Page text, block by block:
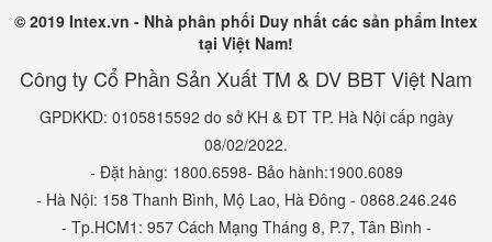
VÌ SAO BẠN NÊN CHỌN INTEX VIỆT NAM
?BBT Việt Namlà đơn vị nhập khẩu sản phẩm
INTEX chính hãng duy nhất cho thị trường Việt Nam
để đảm bảo mang tới tận tay người tiêu dùng sản
phẩm chất lượng nhất (kèm giấy chứng nhận bên
© 2019 Intex.vn - Nhà phân phối Duy nhất các sản phẩm Intex
tại Việt Nam!
Công ty Cổ Phần Sản Xuất TM & DV BBT Việt Nam
GPDKKD: 0105815592 do sở KH & ĐT TP. Hà Nội cấp ngày
08/02/2022.
- Đặt hàng: 1800.6598- Bảo hành:1900.6089
- Hà Nội: 158 Thanh Bình, Mộ Lao, Hà Đông - 0868.246.246
- Tp.HCM1: 957 Cách Mạng Tháng 8, P.7, Tân Bình -